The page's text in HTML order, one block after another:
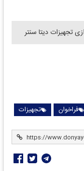
تجهیزات دیتا سنتر
فراخوان تجهیزات